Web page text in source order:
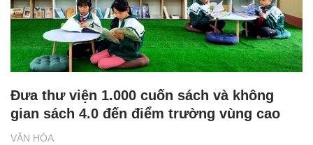
VĂN HÓA
Đưa thư viện 1.000 cuốn sách và không
gian sách 4.0 đến điểm trường vùng cao